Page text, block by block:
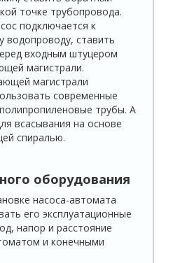
точке трубопровода.
подключается к
водопроводу, ставить
входным штуцером
магистрали.
магистрали
современные
трубы. А
всасывания на основе
спиралью.
оборудования
насоса-автомата
его эксплуатационные
напор и расстояние
и конечными